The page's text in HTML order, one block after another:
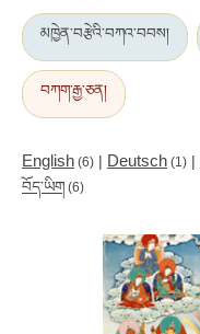
མཁྱེན་བརྩེའི་བཀའ་བབས།
བཀག་རྒྱ་ཅན།
English (6) | Deutsch (1) |
བོད་ཡིག (6)